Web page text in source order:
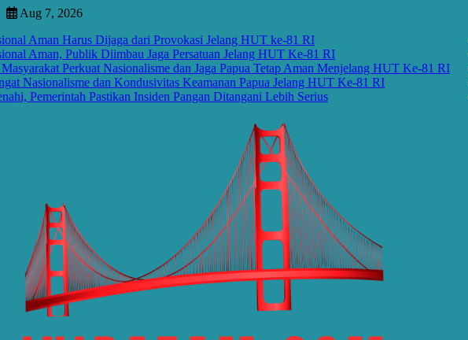
Skip
content
Aug 7, 2026
Aman Harus Dijaga dari Provokasi Jelang HUT ke-81 RI
Aman, Publik Diimbau Jaga Persatuan Jelang HUT Ke-81 RI
Perkuat Nasionalisme dan Jaga Papua Tetap Aman Menjelang HUT Ke-81 RI
Nasionalisme dan Kondusivitas Keamanan Papua Jelang HUT Ke-81 RI
Pemerintah Pastikan Insiden Pangan Ditangani Lebih Serius